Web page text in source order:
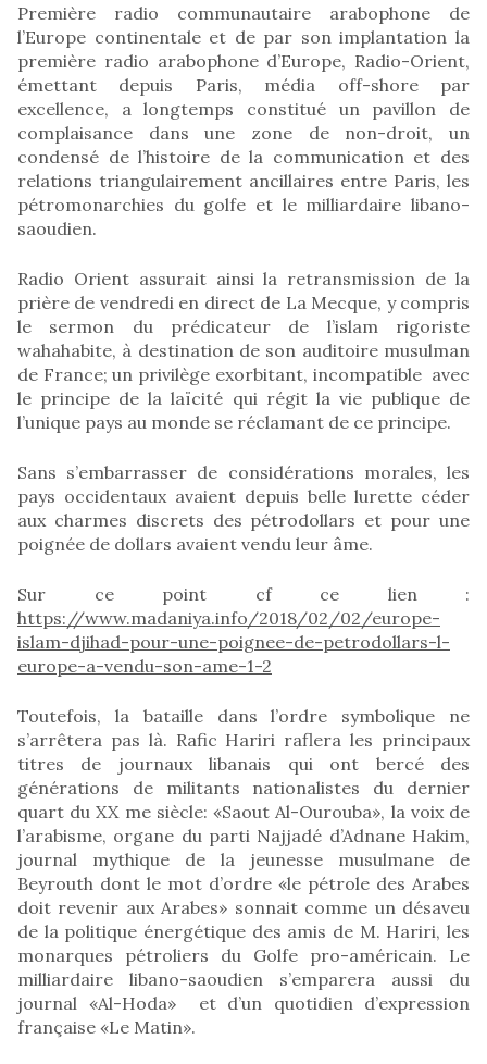
Première radio communautaire arabophone de
l’Europe continentale et de par son implantation la
première radio arabophone d’Europe, Radio-Orient,
émettant depuis Paris, média off-shore par
excellence, a longtemps constitué un pavillon de
complaisance dans une zone de non-droit, un
condensé de l’histoire de la communication et des
relations triangulairement ancillaires entre Paris, les
pétromonarchies du golfe et le milliardaire libano-
saoudien.
Radio Orient assurait ainsi la retransmission de la
prière de vendredi en direct de La Mecque, y compris
le sermon du prédicateur de l’islam rigoriste
wahahabite, à destination de son auditoire musulman
de France; un privilège exorbitant, incompatible avec
le principe de la laïcité qui régit la vie publique de
l’unique pays au monde se réclamant de ce principe.
Sans s’embarrasser de considérations morales, les
pays occidentaux avaient depuis belle lurette céder
aux charmes discrets des pétrodollars et pour une
poignée de dollars avaient vendu leur âme.
Sur ce point cf ce lien :
https://www.madaniya.info/2018/02/02/europe-
islam-djihad-pour-une-poignee-de-petrodollars-l-
europe-a-vendu-son-ame-1-2
Toutefois, la bataille dans l’ordre symbolique ne
s’arrêtera pas là. Rafic Hariri raflera les principaux
titres de journaux libanais qui ont bercé des
générations de militants nationalistes du dernier
quart du XX me siècle: «Saout Al-Ourouba», la voix de
l’arabisme, organe du parti Najjadé d’Adnane Hakim,
journal mythique de la jeunesse musulmane de
Beyrouth dont le mot d’ordre «le pétrole des Arabes
doit revenir aux Arabes» sonnait comme un désaveu
de la politique énergétique des amis de M. Hariri, les
monarques pétroliers du Golfe pro-américain. Le
milliardaire libano-saoudien s’emparera aussi du
journal «Al-Hoda» et d’un quotidien d’expression
française «Le Matin».